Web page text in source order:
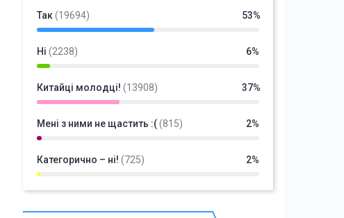
Так(19694) 53%
Ні (2238) 6%
Китайці молодці! (13908) 37%
Мені з ними не щастить :((815) 2%
Категорично – ні! (725) 2%